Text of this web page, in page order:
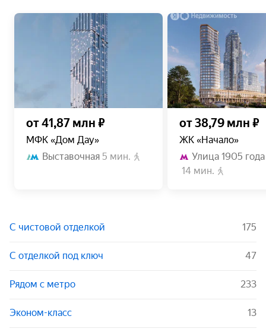
от 41,87 млн ₽
МФК «Дом Дау»
Выставочная 5 мин.
от 38,79 млн ₽
ЖК «Начало»
Улица 1905 года
14 мин.
С чистовой отделкой 175
С отделкой под ключ 47
Рядом с метро 233
Эконом-класс 13